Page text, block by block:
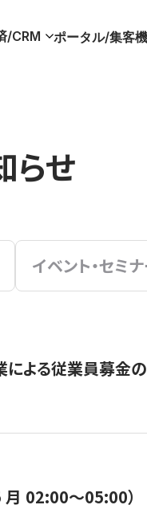
/CRM ポータル/集客
らせ
イベント・セミ
よる従業員募金
月 02:00〜05:00）